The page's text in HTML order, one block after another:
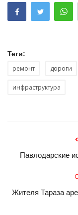
Теги:
ремонт дороги
инфраструктура
Павлодарские
Жителя Тараза